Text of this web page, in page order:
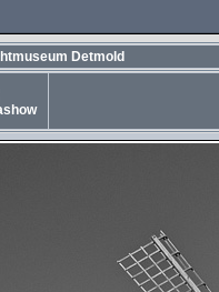
Detmold